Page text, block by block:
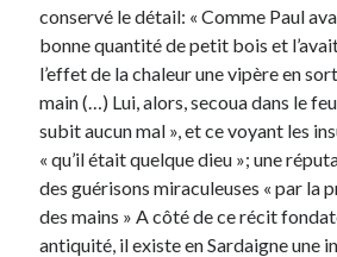
conservé le détail: « Comme Paul
bonne quantité de petit bois et
l’effet de la chaleur une vipère en
main (…) Lui, alors, secoua dans le
subit aucun mal », et ce voyant les
« qu’il était quelque dieu »; une
des guérisons miraculeuses « par la
des mains » A côté de ce récit
antiquité, il existe en Sardaigne une